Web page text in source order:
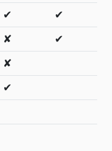
✔
✔
✘
✔
✘
✔